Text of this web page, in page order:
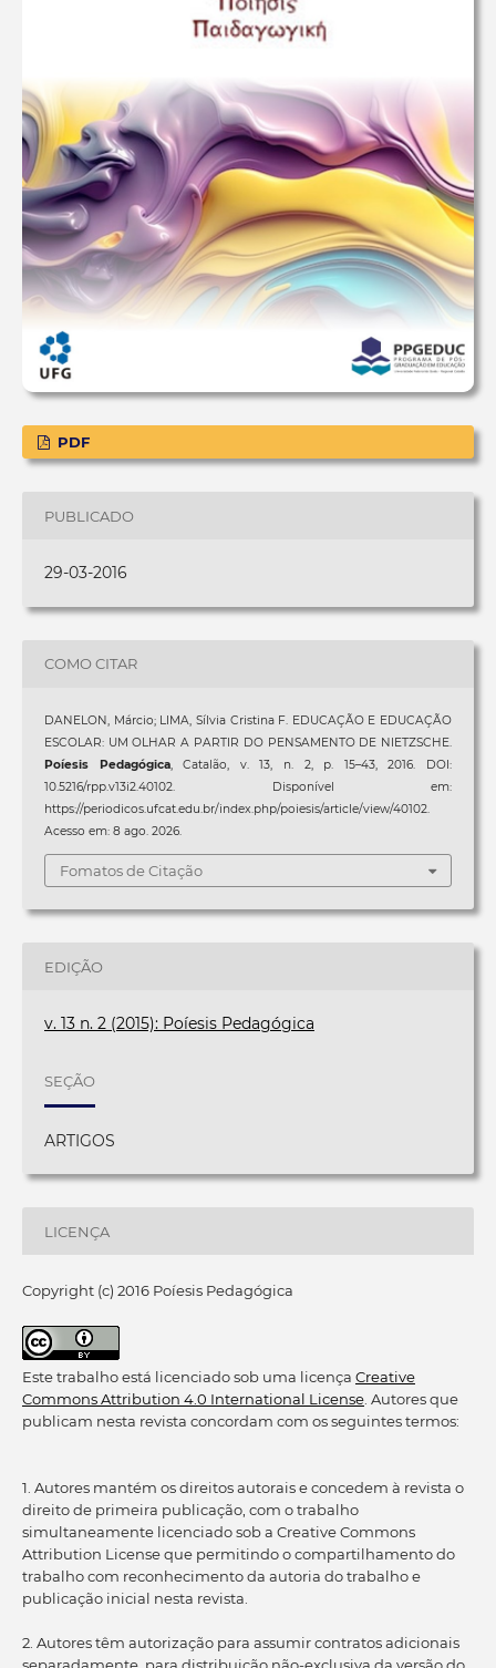
PDF
PUBLICADO
29-03-2016
COMO CITAR
DANELON, Márcio; LIMA, Sílvia Cristina F. EDUCAÇÃO E EDUCAÇÃO
ESCOLAR: UM OLHAR A PARTIR DO PENSAMENTO DE NIETZSCHE.
Poíesis Pedagógica, Catalão, v. 13, n. 2, p. 15–43, 2016. DOI:
10.5216/rpp.v13i2.40102. Disponível em:
https://periodicos.ufcat.edu.br/index.php/poiesis/article/view/40102.
Acesso em: 8 ago. 2026.
Fomatos de Citação
EDIÇÃO
v. 13 n. 2 (2015): Poíesis Pedagógica
SEÇÃO
ARTIGOS
LICENÇA
Copyright (c) 2016 Poíesis Pedagógica
Este trabalho está licenciado sob uma licença Creative
Commons Attribution 4.0 International License. Autores que
publicam nesta revista concordam com os seguintes termos:
1. Autores mantém os direitos autorais e concedem à revista o
direito de primeira publicação, com o trabalho
simultaneamente licenciado sob a Creative Commons
Attribution License que permitindo o compartilhamento do
trabalho com reconhecimento da autoria do trabalho e
publicação inicial nesta revista.
2. Autores têm autorização para assumir contratos adicionais